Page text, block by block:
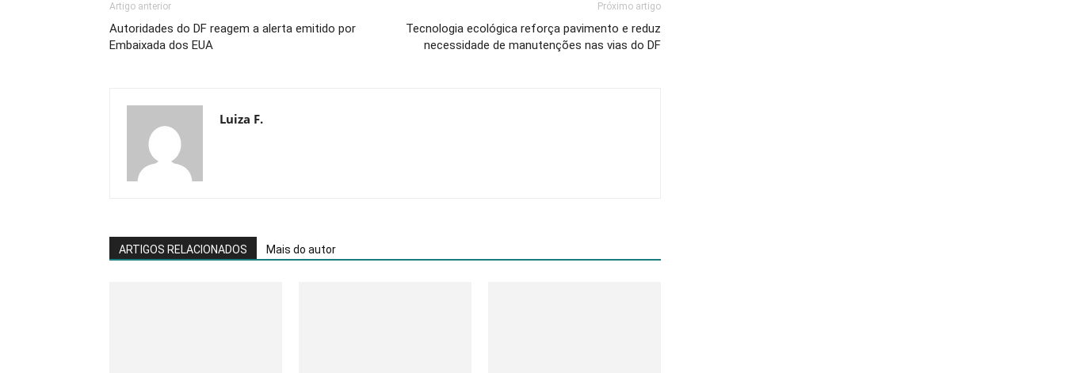
Artigo anterior
Autoridades do DF reagem a alerta emitido por
Embaixada dos EUA
Próximo artigo
Tecnologia ecológica reforça pavimento e reduz
necessidade de manutenções nas vias do DF
Luiza F.
ARTIGOS RELACIONADOS Mais do autor